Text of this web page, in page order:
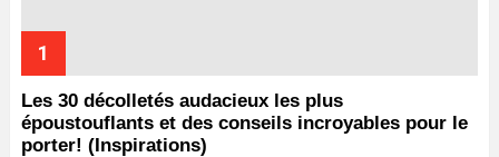
Les 30 décolletés audacieux les plus
époustouflants et des conseils incroyables pour le
porter! (Inspirations)